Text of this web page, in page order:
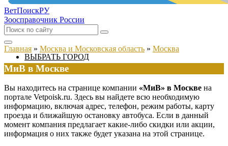
ВетПоискРУ
Зоосправочник России
ВЫБРАТЬ ГОРОД
Главная » Москва и Московская область » Москва
МиВ в Москве
Вы находитесь на странице компании «МиВ» в Москве на
портале Vetpoisk.ru. Здесь вы найдете всю необходимую
информацию, включая адрес, телефон, режим работы, карту
проезда и ближайшую остановку автобуса. Если в данный
момент компания предлагает какие-либо скидки или акции,
информация о них также будет указана на этой странице.